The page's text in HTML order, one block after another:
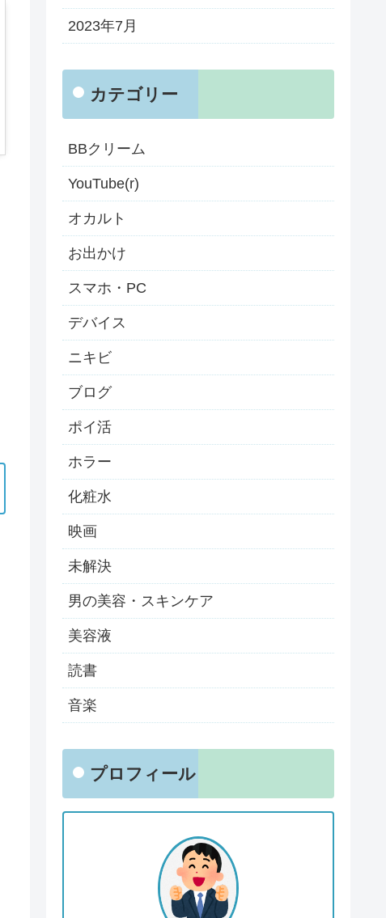
2023年7月
カテゴリー
BBクリーム
YouTube(r)
オカルト
お出かけ
スマホ・PC
デバイス
ニキビ
ブログ
ポイ活
ホラー
化粧水
映画
未解決
男の美容・スキンケア
美容液
読書
音楽
プロフィール